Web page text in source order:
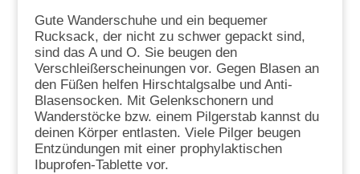
Gute Wanderschuhe und ein bequemer
Rucksack, der nicht zu schwer gepackt sind,
sind das A und O. Sie beugen den
Verschleißerscheinungen vor. Gegen Blasen an
den Füßen helfen Hirschtalgsalbe und Anti-
Blasensocken. Mit Gelenkschonern und
Wanderstöcke bzw. einem Pilgerstab kannst du
deinen Körper entlasten. Viele Pilger beugen
Entzündungen mit einer prophylaktischen
Ibuprofen-Tablette vor.